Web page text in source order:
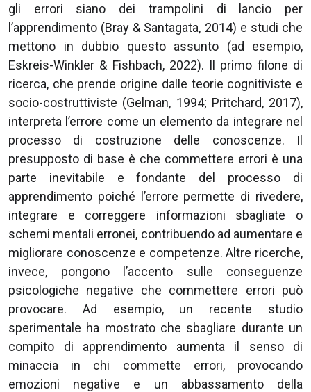
gli errori siano dei trampolini di lancio per
l’apprendimento (Bray & Santagata, 2014) e studi che
mettono in dubbio questo assunto (ad esempio,
Eskreis-Winkler & Fishbach, 2022). Il primo filone di
ricerca, che prende origine dalle teorie cognitiviste e
socio-costruttiviste (Gelman, 1994; Pritchard, 2017),
interpreta l’errore come un elemento da integrare nel
processo di costruzione delle conoscenze. Il
presupposto di base è che commettere errori è una
parte inevitabile e fondante del processo di
apprendimento poiché l’errore permette di rivedere,
integrare e correggere informazioni sbagliate o
schemi mentali erronei, contribuendo ad aumentare e
migliorare conoscenze e competenze. Altre ricerche,
invece, pongono l’accento sulle conseguenze
psicologiche negative che commettere errori può
provocare. Ad esempio, un recente studio
sperimentale ha mostrato che sbagliare durante un
compito di apprendimento aumenta il senso di
minaccia in chi commette errori, provocando
emozioni negative e un abbassamento della